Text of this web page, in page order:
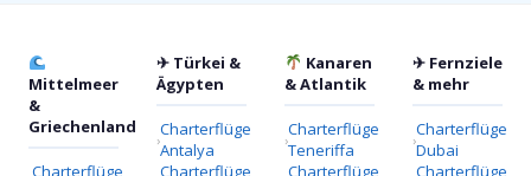
Mittelmeer
&
Griechenland
Charterflüge
✈ Türkei &
Ägypten
Charterflüge
Antalya
Charterflüge
Kanaren
& Atlantik
Charterflüge
Teneriffa
Charterflüge
✈ Fernziele
& mehr
Charterflüge
Dubai
Charterflüge